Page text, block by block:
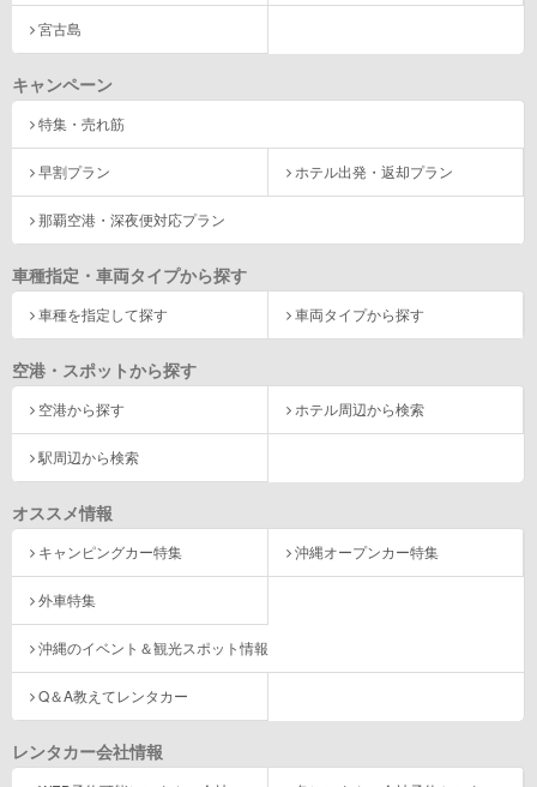
宮古島
キャンペーン
特集・売れ筋
早割プラン ホテル出発・返却プラン
那覇空港・深夜便対応プラン
車種指定・車両タイプから探す
車種を指定して探す 車両タイプから探す
空港・スポットから探す
空港から探す ホテル周辺から検索
駅周辺から検索
オススメ情報
キャンピングカー特集 沖縄オープンカー特集
外車特集
沖縄のイベント＆観光スポット情報
Q＆A教えてレンタカー
レンタカー会社情報